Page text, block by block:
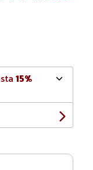
15%